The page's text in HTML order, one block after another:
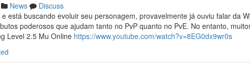
News
Discuss
está buscando evoluir seu personagem, provavelmente já ouviu falar da
poderosos que ajudam tanto no PvP quanto no PvE. No entanto,
Level 2.5 Mu Online https://www.youtube.com/watch?v=8EG0dx9wr0s